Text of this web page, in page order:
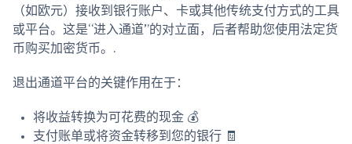
（如欧元）接收到银行账户、卡或其他传统支付方式的工具
或平台。这是“进入通道”的对立面，后者帮助您使用法定货
币购买加密货币。.
退出通道平台的关键作用在于：
将收益转换为可花费的现金 💰
支付账单或将资金转移到您的银行 🧾